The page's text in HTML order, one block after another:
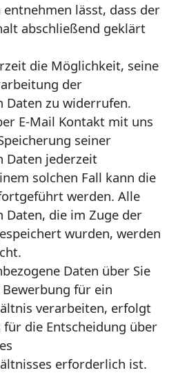
lässt, dass der
abschließend geklärt
die Möglichkeit, seine
der
Daten zu widerrufen.
E-Mail Kontakt mit uns
seiner
Daten jederzeit
solchen Fall kann die
werden. Alle
Daten, die im Zuge der
wurden, werden
Daten über Sie
für ein
verarbeiten, erfolgt
die Entscheidung über
erforderlich ist.